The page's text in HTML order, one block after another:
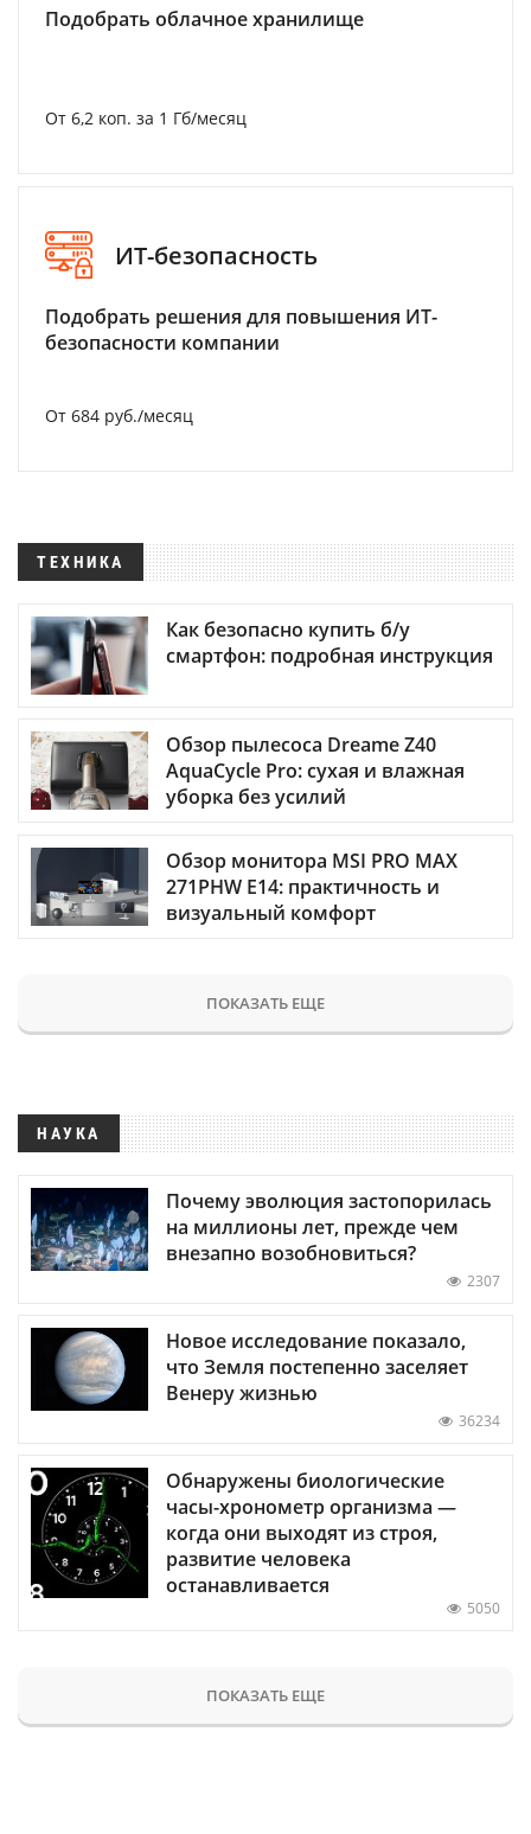
Подобрать облачное хранилище
От 6,2 коп. за 1 Гб/месяц
ИТ-безопасность
Подобрать решения для повышения ИТ-
безопасности компании
От 684 руб./месяц
ТЕХНИКА
Как безопасно купить б/у
смартфон: подробная инструкция
Обзор пылесоса Dreame Z40
AquaCycle Pro: сухая и влажная
уборка без усилий
Обзор монитора MSI PRO MAX
271PHW E14: практичность и
визуальный комфорт
ПОКАЗАТЬ ЕЩЕ
НАУКА
Почему эволюция застопорилась
на миллионы лет, прежде чем
внезапно возобновиться?
2307
Новое исследование показало,
что Земля постепенно заселяет
Венеру жизнью
36234
Обнаружены биологические
часы-хронометр организма —
когда они выходят из строя,
развитие человека
останавливается
5050
ПОКАЗАТЬ ЕЩЕ